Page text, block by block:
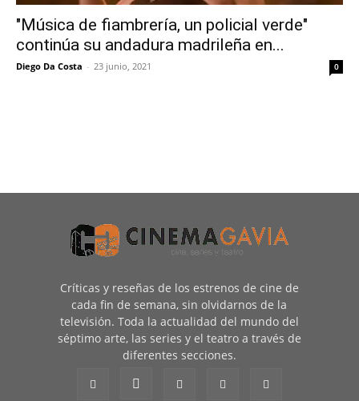
"Música de fiambrería, un policial verde"
continúa su andadura madrileña en...
Diego Da Costa - 23 junio, 2021 0
Críticas y reseñas de los estrenos de cine de
cada fin de semana, sin olvidarnos de la
televisión. Toda la actualidad del mundo del
séptimo arte, las series y el teatro a través de
diferentes secciones.